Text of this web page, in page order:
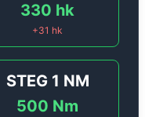
330 hk
+31 hk
STEG 1 NM
500 Nm